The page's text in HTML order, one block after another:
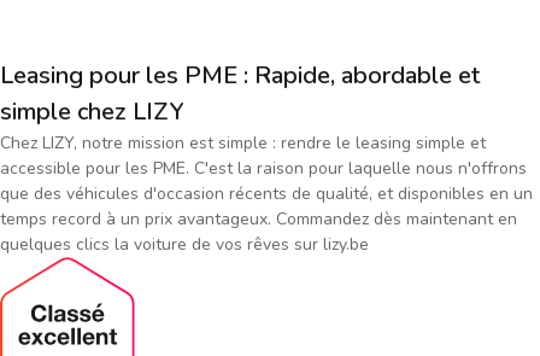
Leasing pour les PME : Rapide, abordable et
simple chez LIZY
Chez LIZY, notre mission est simple : rendre le leasing simple et
accessible pour les PME. C'est la raison pour laquelle nous n'offrons
que des véhicules d'occasion récents de qualité, et disponibles en un
temps record à un prix avantageux. Commandez dès maintenant en
quelques clics la voiture de vos rêves sur lizy.be